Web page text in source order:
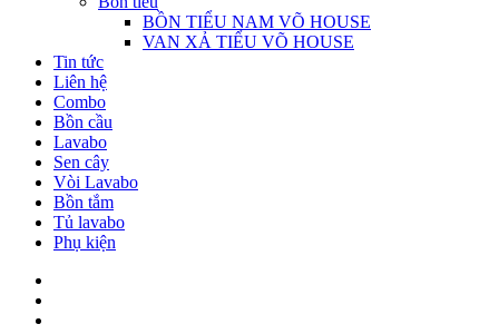
BỒN TIỂU NAM VÕ HOUSE
VAN XẢ TIỂU VÕ HOUSE
Tin tức
Liên hệ
Combo
Bồn cầu
Lavabo
Sen cây
Vòi Lavabo
Bồn tắm
Tủ lavabo
Phụ kiện